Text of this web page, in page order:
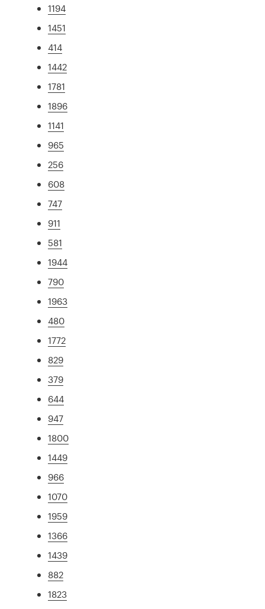
1194
1451
414
1442
1781
1896
1141
965
256
608
747
911
581
1944
790
1963
480
1772
829
379
644
947
1800
1449
966
1070
1959
1366
1439
882
1823